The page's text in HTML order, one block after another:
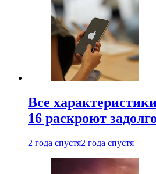
Все
16 раскроют
2 года спустя2 года спустя